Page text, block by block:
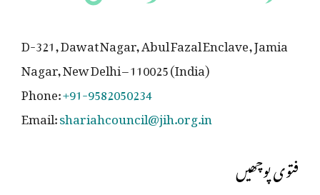
D-321, Dawat Nagar, Abul Fazal Enclave, Jamia
Nagar, New Delhi – 110025 (India)
Phone:+91-9582050234
Email:shariahcouncil@jih.org.in
فتوی پوچھیں